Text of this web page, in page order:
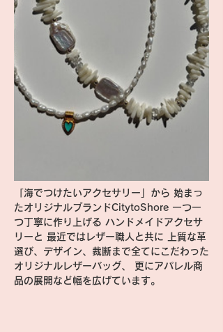
「海でつけたいアクセサリー」から 始まっ
たオリジナルブランドCitytoShore 一つ一
つ丁寧に作り上げる ハンドメイドアクセサ
リーと 最近ではレザー職人と共に 上質な革
選び、デザイン、裁断まで全てにこだわった
オリジナルレザーバッグ、 更にアパレル商
品の展開など幅を広げています。